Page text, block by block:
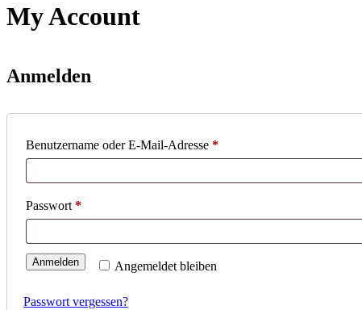
My Account
Anmelden
Benutzername oder E-Mail-Adresse *Erforderlich
Passwort *Erforderlich
Angemeldet bleiben
Anmelden
Passwort vergessen?